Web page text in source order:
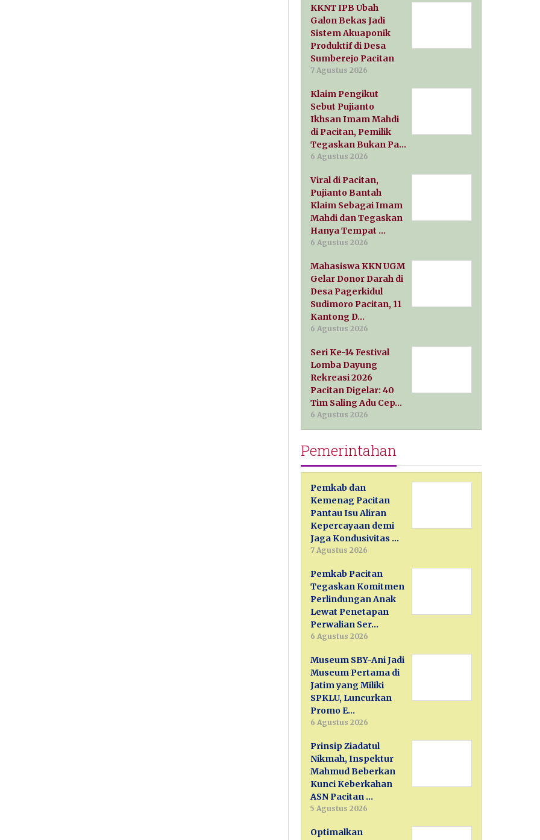
KKNT IPB Ubah
Galon Bekas Jadi
Sistem Akuaponik
Produktif di Desa
Sumberejo Pacitan
7 Agustus 2026
Klaim Pengikut
Sebut Pujianto
Ikhsan Imam Mahdi
di Pacitan, Pemilik
Tegaskan Bukan Pa…
6 Agustus 2026
Viral di Pacitan,
Pujianto Bantah
Klaim Sebagai Imam
Mahdi dan Tegaskan
Hanya Tempat …
6 Agustus 2026
Mahasiswa KKN UGM
Gelar Donor Darah di
Desa Pagerkidul
Sudimoro Pacitan, 11
Kantong D…
6 Agustus 2026
Seri Ke-14 Festival
Lomba Dayung
Rekreasi 2026
Pacitan Digelar: 40
Tim Saling Adu Cep…
6 Agustus 2026
Pemerintahan
Pemkab dan
Kemenag Pacitan
Pantau Isu Aliran
Kepercayaan demi
Jaga Kondusivitas …
7 Agustus 2026
Pemkab Pacitan
Tegaskan Komitmen
Perlindungan Anak
Lewat Penetapan
Perwalian Ser…
6 Agustus 2026
Museum SBY-Ani Jadi
Museum Pertama di
Jatim yang Miliki
SPKLU, Luncurkan
Promo E…
6 Agustus 2026
Prinsip Ziadatul
Nikmah, Inspektur
Mahmud Beberkan
Kunci Keberkahan
ASN Pacitan …
5 Agustus 2026
Optimalkan